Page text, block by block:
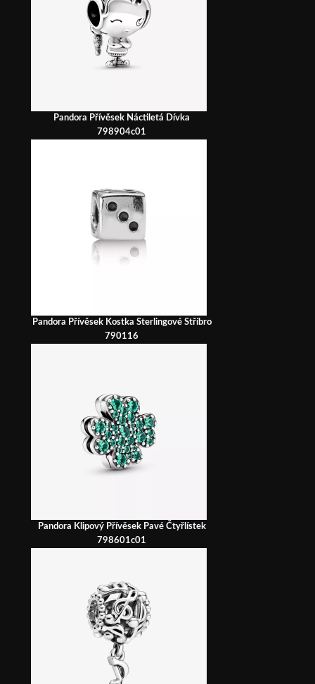
Pandora Přívěsek Náctiletá Dívka
798904c01
Pandora Přívěsek Kostka Sterlingové Stříbro
790116
Pandora Klipový Přívěsek Pavé Čtyřlístek
798601c01